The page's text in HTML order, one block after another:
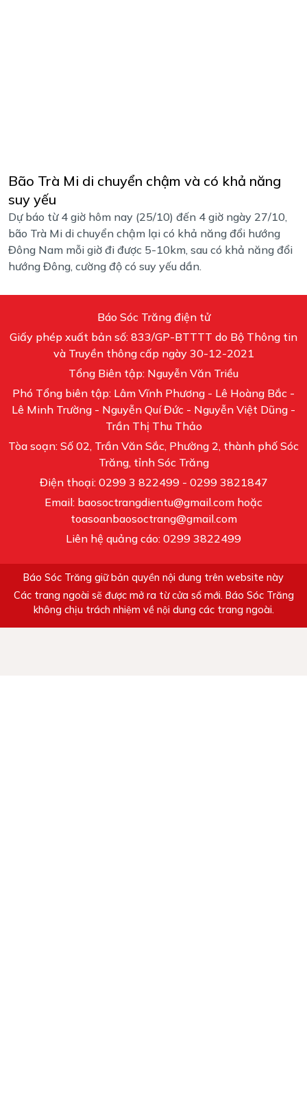
Bão Trà Mi di chuyển chậm và có khả năng
suy yếu
Dự báo từ 4 giờ hôm nay (25/10) đến 4 giờ ngày 27/10,
bão Trà Mi di chuyển chậm lại có khả năng đổi hướng
Đông Nam mỗi giờ đi được 5-10km, sau có khả năng đổi
hướng Đông, cường độ có suy yếu dần.
Báo Sóc Trăng điện tử
Giấy phép xuất bản số: 833/GP-BTTTT do Bộ Thông tin
và Truyền thông cấp ngày 30-12-2021
Tổng Biên tập: Nguyễn Văn Triều
Phó Tổng biên tập: Lâm Vĩnh Phương - Lê Hoàng Bắc -
Lê Minh Trường - Nguyễn Quí Đức - Nguyễn Việt Dũng -
Trần Thị Thu Thảo
Tòa soạn: Số 02, Trần Văn Sắc, Phường 2, thành phố Sóc
Trăng, tỉnh Sóc Trăng
Điện thoại: 0299 3 822499 - 0299 3821847
Email: baosoctrangdientu@gmail.com hoặc
toasoanbaosoctrang@gmail.com
Liên hệ quảng cáo: 0299 3822499
Báo Sóc Trăng giữ bản quyền nội dung trên website này
Các trang ngoài sẽ được mở ra từ cửa sổ mới. Báo Sóc Trăng
không chịu trách nhiệm về nội dung các trang ngoài.